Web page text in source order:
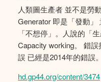
人類圖生產者 並不是勞
Generator 即是「發動
「不想停」。人說的「
Capacity working。 錯
誤 已經是2014年的錯誤。
hd.gp44.org/content/3474